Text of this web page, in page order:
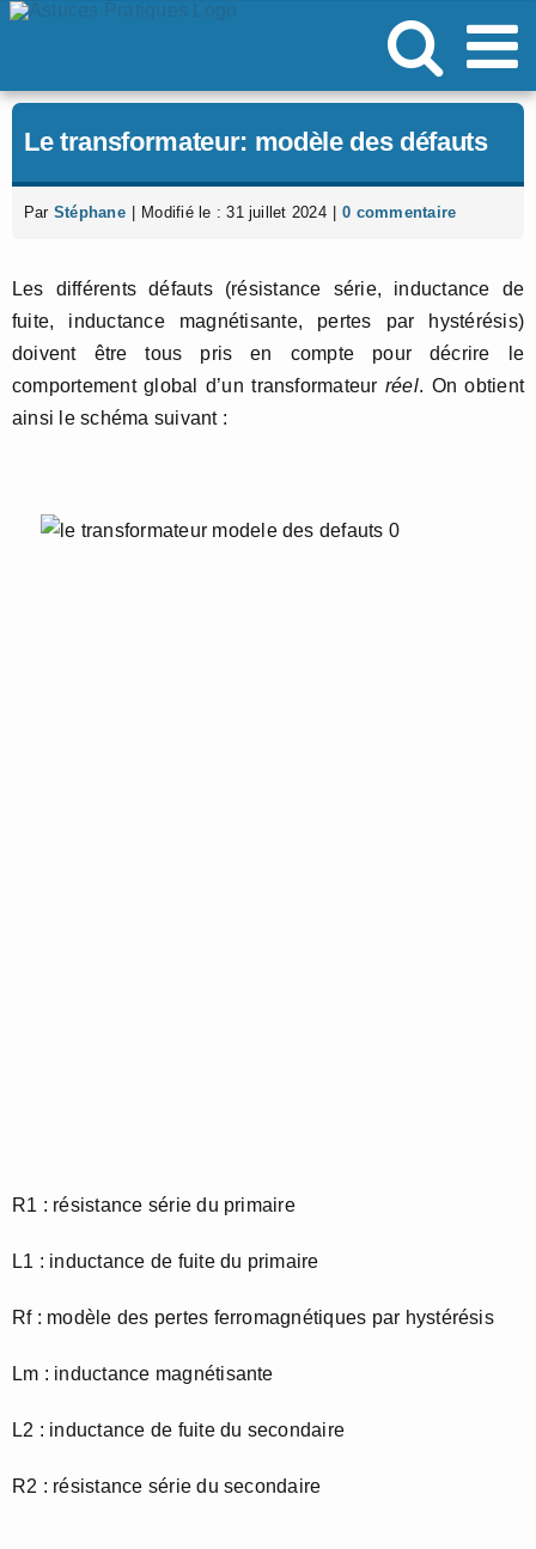
Passer
Le transformateur: modèle des défauts
Par Stéphane Modifié le : 31 juillet 2024 0 commentaire
Les différents défauts (résistance série, inductance de
fuite, inductance magnétisante, pertes par hystérésis)
doivent être tous pris en compte pour décrire le
comportement global d’un transformateur réel. On obtient
ainsi le schéma suivant :
R1 : résistance série du primaire
L1 : inductance de fuite du primaire
Rf : modèle des pertes ferromagnétiques par hystérésis
Lm : inductance magnétisante
L2 : inductance de fuite du secondaire
R2 : résistance série du secondaire